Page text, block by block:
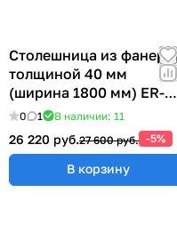
Столешница из фанеры
толщиной 40 мм
(ширина 1800 мм) ER-
00018990
0 1 В наличии: 11
26 220 руб.27 600 руб. -5%
В корзину